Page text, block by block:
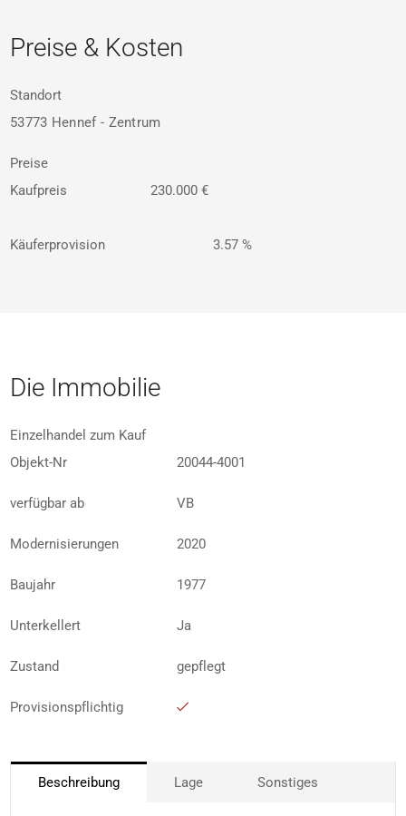
Preise & Kosten
Standort
53773 Hennef - Zentrum
Preise
Kaufpreis
230.000 €
Käuferprovision 3.57 %
Die Immobilie
Einzelhandel zum Kauf
Objekt-Nr
20044-4001
verfügbar ab VB
Modernisierungen 2020
Baujahr 1977
Unterkellert Ja
Zustand gepflegt
Provisionspflichtig
Beschreibung Lage Sonstiges